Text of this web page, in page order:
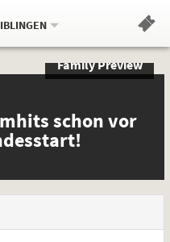
.
Family Preview
schon vor